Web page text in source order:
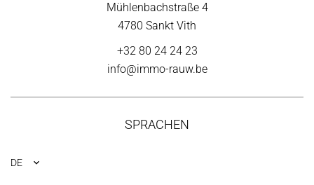
Mühlenbachstraße 4
4780 Sankt Vith
+32 80 24 24 23
info@immo-rauw.be
SPRACHEN
DE